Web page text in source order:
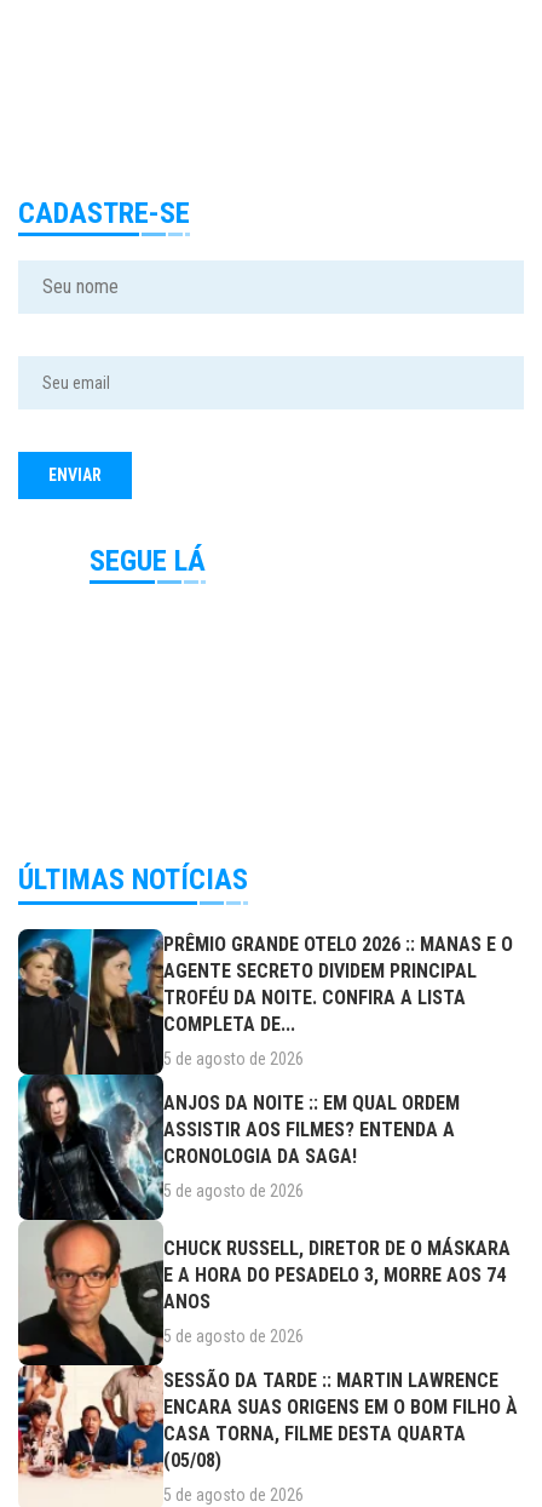
CADASTRE-SE
SEGUE LÁ
ÚLTIMAS NOTÍCIAS
PRÊMIO GRANDE OTELO 2026 :: MANAS E O
AGENTE SECRETO DIVIDEM PRINCIPAL
TROFÉU DA NOITE. CONFIRA A LISTA
COMPLETA DE...
5 de agosto de 2026
ANJOS DA NOITE :: EM QUAL ORDEM
ASSISTIR AOS FILMES? ENTENDA A
CRONOLOGIA DA SAGA!
5 de agosto de 2026
CHUCK RUSSELL, DIRETOR DE O MÁSKARA
E A HORA DO PESADELO 3, MORRE AOS 74
ANOS
5 de agosto de 2026
SESSÃO DA TARDE :: MARTIN LAWRENCE
ENCARA SUAS ORIGENS EM O BOM FILHO À
CASA TORNA, FILME DESTA QUARTA
(05/08)
5 de agosto de 2026